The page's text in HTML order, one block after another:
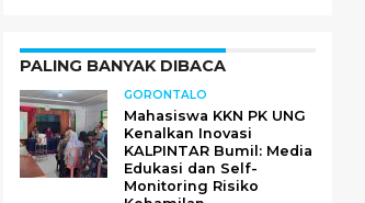
PALING BANYAK DIBACA
GORONTALO
Mahasiswa KKN PK UNG
Kenalkan Inovasi
KALPINTAR Bumil: Media
Edukasi dan Self-
Monitoring Risiko